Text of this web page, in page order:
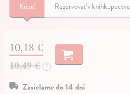
Kúpiť Rezervovať v kníhkupectve
10,18 €
10,49 € ?
Zasielame do 14 dní